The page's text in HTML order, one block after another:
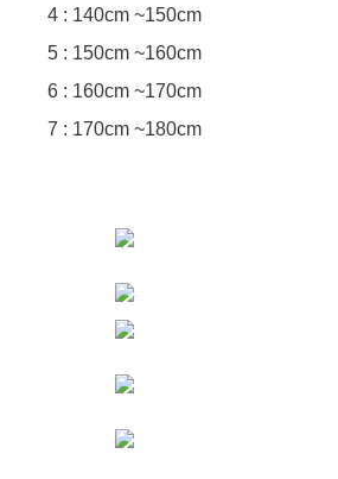
4 : 140cm ~150cm
5 : 150cm ~160cm
6 : 160cm ~170cm
7 : 170cm ~180cm